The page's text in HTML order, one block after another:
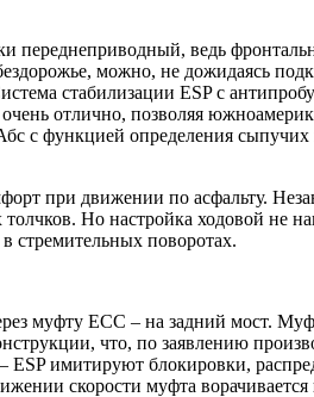
переднеприводный, ведь
можно, не дожидаясь
стабилизации ESP с
отлично, позволяя
с функцией определения
при движении по асфальту.
Но настройка ходовой не
стремительных поворотах.
муфту ЕСС – на задний мост.
что, по заявлению
имитируют блокировки,
скорости муфта